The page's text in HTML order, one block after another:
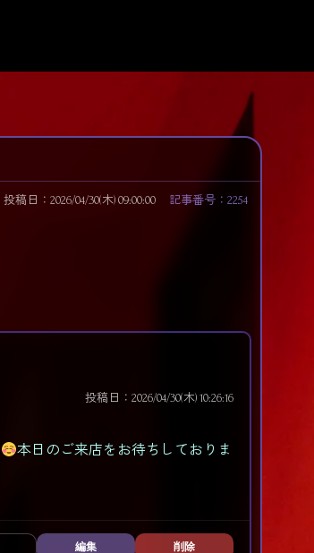
投稿日：2026/04/30(木) 09:00:00 記事番号：2254
投稿日：2026/04/30(木) 10:26:16
本日のご来店をお待ちしておりま
編集 削除